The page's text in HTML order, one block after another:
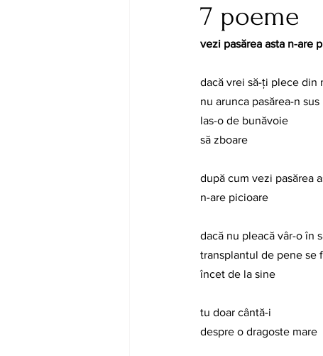
7 poeme
vezi pasărea asta n-are
dacă vrei să-ți plece din
nu arunca pasărea-n sus
las-o de bunăvoie
să zboare
după cum vezi pasărea
n-are picioare
dacă nu pleacă vâr-o în
transplantul de pene se
încet de la sine
tu doar cântă-i
despre o dragoste mare